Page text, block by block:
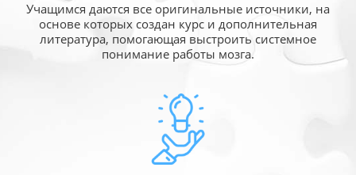
Учащимся даются все оригинальные источники, на
основе которых создан курс и дополнительная
литература, помогающая выстроить системное
понимание работы мозга.